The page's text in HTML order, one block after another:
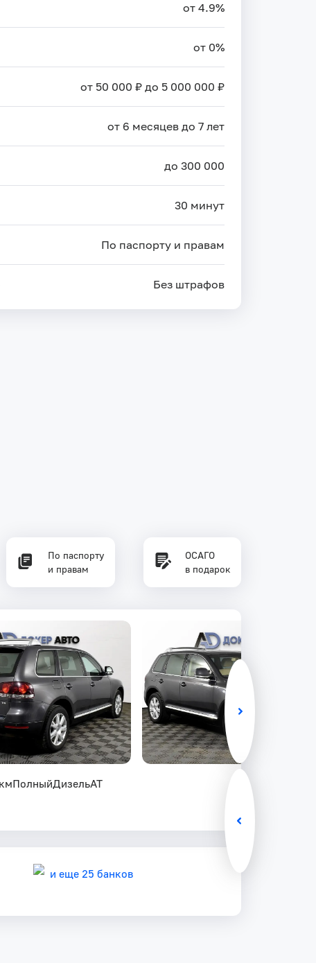
от 4.9%
от 0%
от 50 000 ₽ до 5 000 000 ₽
от 6 месяцев до 7 лет
до 300 000
30 минут
По паспорту и правам
Без штрафов
По паспорту
и правам
ОСАГО
в подарок
ПолныйДизельAT
и еще 25 банков